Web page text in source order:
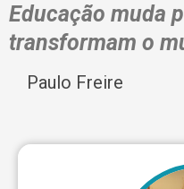
Educação muda
transformam o
Paulo Freire